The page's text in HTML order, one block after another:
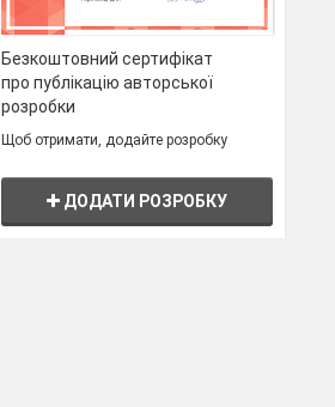
Безкоштовний сертифікат
про публікацію авторської
розробки
Щоб отримати, додайте розробку
ДОДАТИ РОЗРОБКУ